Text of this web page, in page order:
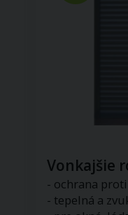
Vonkajšie
- ochrana
- tepelná a